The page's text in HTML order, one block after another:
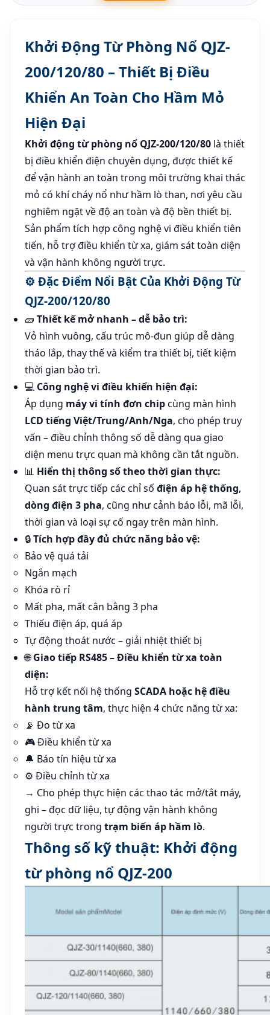
Khởi Động Từ Phòng Nổ QJZ-
200/120/80 – Thiết Bị Điều
Khiển An Toàn Cho Hầm Mỏ
Hiện Đại
Khởi động từ phòng nổ QJZ-200/120/80 là thiết
bị điều khiển điện chuyên dụng, được thiết kế
để vận hành an toàn trong môi trường khai thác
mỏ có khí cháy nổ như hầm lò than, nơi yêu cầu
nghiêm ngặt về độ an toàn và độ bền thiết bị.
Sản phẩm tích hợp công nghệ vi điều khiển tiên
tiến, hỗ trợ điều khiển từ xa, giám sát toàn diện
và vận hành không người trực.
⚙️ Đặc Điểm Nổi Bật Của Khởi Động Từ
QJZ-200/120/80
🧱 Thiết kế mở nhanh – dễ bảo trì:
Vỏ hình vuông, cấu trúc mô-đun giúp dễ dàng
tháo lắp, thay thế và kiểm tra thiết bị, tiết kiệm
thời gian bảo trì.
💻 Công nghệ vi điều khiển hiện đại:
Áp dụng máy vi tính đơn chipcùng màn hình
LCD tiếng Việt/Trung/Anh/Nga, cho phép truy
vấn – điều chỉnh thông số dễ dàng qua giao
diện menu trực quan mà không cần tắt nguồn.
📊 Hiển thị thông số theo thời gian thực:
Quan sát trực tiếp các chỉ số điện áp hệ thống,
dòng điện 3 pha, cũng như cảnh báo lỗi, mã lỗi,
thời gian và loại sự cố ngay trên màn hình.
🔒Tích hợp đầy đủ chức năng bảo vệ:
Bảo vệ quá tải
Ngắn mạch
Khóa rò rỉ
Mất pha, mất cân bằng 3 pha
Thiếu điện áp, quá áp
Tự động thoát nước – giải nhiệt thiết bị
🌐Giao tiếp RS485 – Điều khiển từ xa toàn
diện:
Hỗ trợ kết nối hệ thống SCADA hoặc hệ điều
hành trung tâm, thực hiện 4 chức năng từ xa:
📡 Đo từ xa
🎮 Điều khiển từ xa
🔔 Báo tín hiệu từ xa
⚙️ Điều chỉnh từ xa
→ Cho phép thực hiện các thao tác mở/tắt máy,
ghi – đọc dữ liệu, tự động vận hành không
người trực trong trạm biến áp hầm lò.
Thông số kỹ thuật: Khởi động
từ phòng nổ QJZ-200